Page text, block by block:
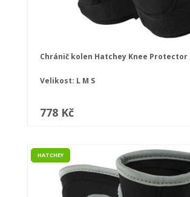
Chránič kolen Hatchey Knee Protector
Velikost: L M S
778 Kč
HATCHEY